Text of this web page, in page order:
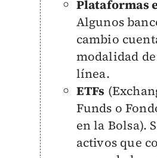
Plataformas
Algunos
cambio
modalidad
línea.
ETFs
Funds o
en la Bolsa).
activos que